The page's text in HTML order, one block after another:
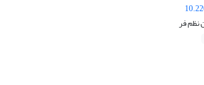
نظم فر